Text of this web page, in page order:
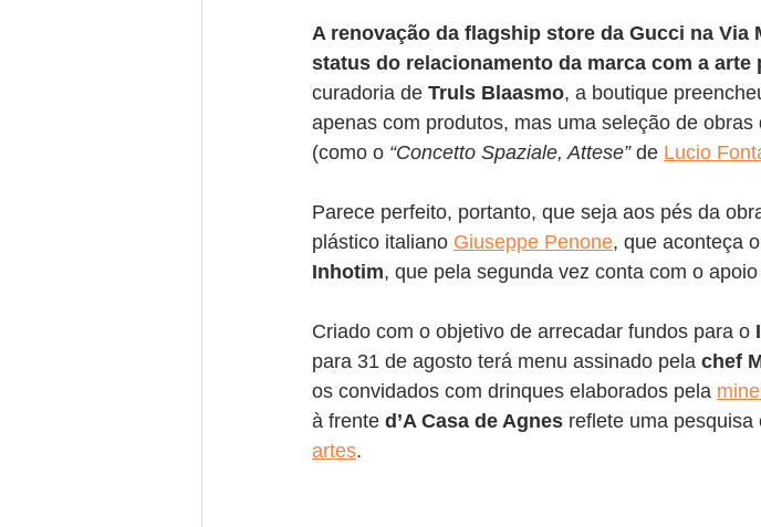
A renovação da flagship store da Gucci na Via
status do relacionamento da marca com a arte
curadoria de Truls Blaasmo, a boutique
apenas com produtos, mas uma seleção de
(como o “Concetto Spaziale, Attese” de Lucio
Parece perfeito, portanto, que seja aos pés da
plástico italiano Giuseppe Penone, que aconteça
Inhotim, que pela segunda vez conta com o
Criado com o objetivo de arrecadar fundos para o
para 31 de agosto terá menu assinado pela chef
os convidados com drinques elaborados pela
à frente d’A Casa de Agnes reflete uma
artes.